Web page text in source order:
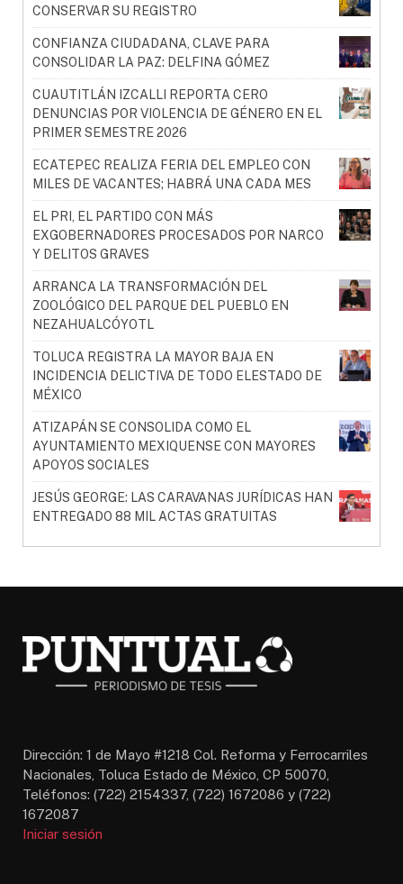
CONSERVAR SU REGISTRO
CONFIANZA CIUDADANA, CLAVE PARA
CONSOLIDAR LA PAZ: DELFINA GÓMEZ
CUAUTITLÁN IZCALLI REPORTA CERO
DENUNCIAS POR VIOLENCIA DE GÉNERO EN EL
PRIMER SEMESTRE 2026
ECATEPEC REALIZA FERIA DEL EMPLEO CON
MILES DE VACANTES; HABRÁ UNA CADA MES
EL PRI, EL PARTIDO CON MÁS
EXGOBERNADORES PROCESADOS POR NARCO
Y DELITOS GRAVES
ARRANCA LA TRANSFORMACIÓN DEL
ZOOLÓGICO DEL PARQUE DEL PUEBLO EN
NEZAHUALCÓYOTL
TOLUCA REGISTRA LA MAYOR BAJA EN
INCIDENCIA DELICTIVA DE TODO ELESTADO DE
MÉXICO
ATIZAPÁN SE CONSOLIDA COMO EL
AYUNTAMIENTO MEXIQUENSE CON MAYORES
APOYOS SOCIALES
JESÚS GEORGE: LAS CARAVANAS JURÍDICAS HAN
ENTREGADO 88 MIL ACTAS GRATUITAS
Dirección: 1 de Mayo #1218 Col. Reforma y Ferrocarriles
Nacionales, Toluca Estado de México, CP 50070,
Teléfonos: (722) 2154337, (722) 1672086 y (722)
1672087
Iniciar sesión